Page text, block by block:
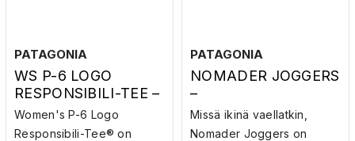
PATAGONIA
WS P-6 LOGO
RESPONSIBILI-TEE –
T-PAITA
Women's P-6 Logo
Responsibili-Tee® on
PATAGONIA
NOMADER JOGGERS
–
SOFTSHELLHOUSUT
Missä ikinä vaellatkin,
Nomader Joggers on